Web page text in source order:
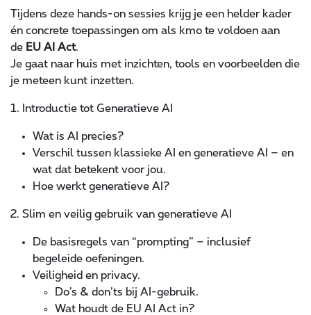
Tijdens deze hands-on sessies krijg je een helder kader
én concrete toepassingen om als kmo te voldoen aan
de EU AI Act.
Je gaat naar huis met inzichten, tools en voorbeelden die
je meteen kunt inzetten.
1. Introductie tot Generatieve AI
Wat is AI precies?
Verschil tussen klassieke AI en generatieve AI – en
wat dat betekent voor jou.
Hoe werkt generatieve AI?
2. Slim en veilig gebruik van generatieve AI
De basisregels van “prompting” – inclusief
begeleide oefeningen.
Veiligheid en privacy.
Do’s & don’ts bij AI-gebruik.
Wat houdt de EU AI Act in?